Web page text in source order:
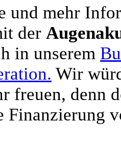
und mehr
der
in unserem
Wir
freuen, denn